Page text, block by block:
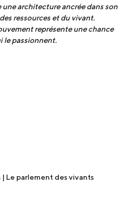
architecture ancrée dans son
ressources et du vivant.
représente une chance
le passionnent.
Le parlement des vivants